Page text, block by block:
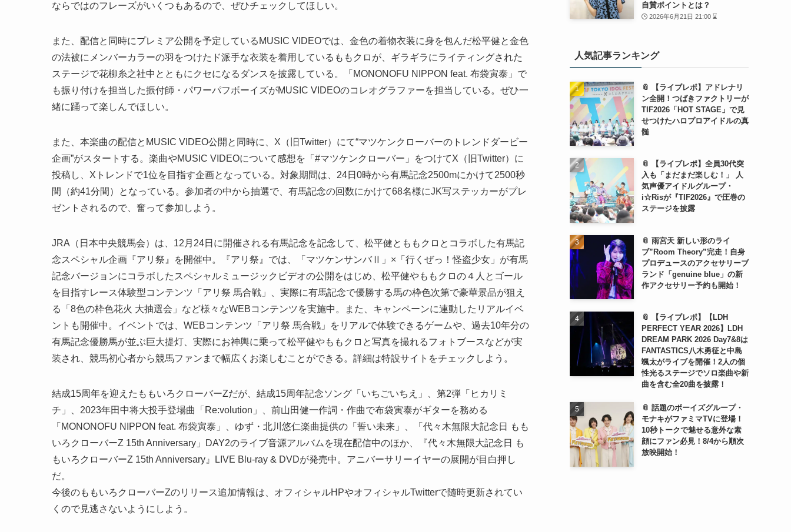
ならではのフレーズがいくつもあるので、ぜひチェックしてほしい。
また、配信と同時にプレミア公開を予定しているMUSIC VIDEOでは、金色の着物衣装に身を包んだ松平健と金色
の法被にメンバーカラーの羽をつけたド派手な衣装を着用しているももクロが、ギラギラにライティングされた
ステージで花柳糸之社中とともにクセになるダンスを披露している。「MONONOFU NIPPON feat. 布袋寅泰」で
も振り付けを担当した振付師・パワーパフボーイズがMUSIC VIDEOのコレオグラファーを担当している。ぜひ一
緒に踊って楽しんでほしい。
また、本楽曲の配信とMUSIC VIDEO公開と同時に、X（旧Twitter）にて“マツケンクローバーのトレンドダービー
企画”がスタートする。楽曲やMUSIC VIDEOについて感想を「#マツケンクローバー」をつけてX（旧Twitter）に
投稿し、Xトレンドで1位を目指す企画となっている。対象期間は、24日0時から有馬記念2500mにかけて2500秒
間（約41分間）となっている。参加者の中から抽選で、有馬記念の回数にかけて68名様にJK写ステッカーがプレ
ゼントされるので、奮って参加しよう。
JRA（日本中央競馬会）は、12月24日に開催される有馬記念を記念して、松平健とももクロとコラボした有馬記
念スペシャル企画『アリ祭』を開催中。『アリ祭』では、「マツケンサンバⅡ」×「行くぜっ！怪盗少女」が有馬
記念バージョンにコラボしたスペシャルミュージックビデオの公開をはじめ、松平健やももクロの４人とゴール
を目指すレース体験型コンテンツ「アリ祭 馬合戦」、実際に有馬記念で優勝する馬の枠色次第で豪華景品が狙え
る「8色の枠色花火 大抽選会」など様々なWEBコンテンツを実施中。また、キャンペーンに連動したリアルイベ
ントも開催中。イベントでは、WEBコンテンツ「アリ祭 馬合戦」をリアルで体験できるゲームや、過去10年分の
有馬記念優勝馬が並ぶ巨大提灯、実際にお神輿に乗って松平健やももクロと写真を撮れるフォトブースなどが実
装され、競馬初心者から競馬ファンまで幅広くお楽しむことができる。詳細は特設サイトをチェックしよう。
結成15周年を迎えたももいろクローバーZだが、結成15周年記念ソング「いちごいちえ」、第2弾「ヒカリミ
チ」、2023年田中将大投手登場曲「Re:volution」、前山田健一作詞・作曲で布袋寅泰がギターを務める
「MONONOFU NIPPON feat. 布袋寅泰」、ゆず・北川悠仁楽曲提供の「誓い未来」、「代々木無限大記念日 もも
いろクローバーZ 15th Anniversary」DAY2のライブ音源アルバムを現在配信中のほか、『代々木無限大記念日 も
もいろクローバーZ 15th Anniversary』LIVE Blu-ray & DVDが発売中。アニバーサリーイヤーの展開が目白押し
だ。
今後のももいろクローバーZのリリース追加情報は、オフィシャルHPやオフィシャルTwitterで随時更新されてい
くので見逃さないようにしよう。
自賛ポイントとは？
2026年6月21日 21:00 ⌛
人気記事ランキング
📎 【ライブレポ】アドレナリ
ン全開！つばきファクトリーが
TIF2026「HOT STAGE」で見
せつけたハロプロアイドルの真
髄
📎 【ライブレポ】全員30代突
入も「まだまだ楽しむ！」 人
気声優アイドルグループ・
i☆Risが『TIF2026』で圧巻の
ステージを披露
📎 雨宮天 新しい形のライ
ブ”Room Theory”完走！自身
プロデュースのアクセサリーブ
ランド「genuine blue」の新
作アクセサリー予約も開始！
📎 【ライブレポ】【LDH
PERFECT YEAR 2026】LDH
DREAM PARK 2026 Day7&8は
FANTASTICS八木勇征と中島
颯太がライブを開催！2人の個
性光るステージでソロ楽曲や新
曲を含む全20曲を披露！
📎 話題のボーイズグループ・
モナキがファミマTVに登場！
10秒トークで魅せる意外な素
顔にファン必見！8/4から順次
放映開始！